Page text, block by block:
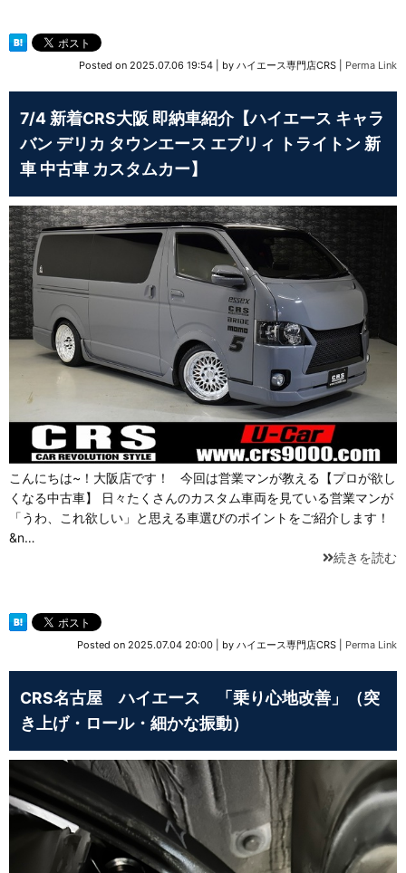
Posted on 2025.07.06 19:54 by ハイエース専門店CRS Perma Link
7/4 新着CRS大阪 即納車紹介【ハイエース キャラ
バン デリカ タウンエース エブリィ トライトン 新
車 中古車 カスタムカー】
こんにちは~！大阪店です！ 今回は営業マンが教える【プロが欲し
くなる中古車】 日々たくさんのカスタム車両を見ている営業マンが
「うわ、これ欲しい」と思える車選びのポイントをご紹介します！
&n…
続きを読む
Posted on 2025.07.04 20:00 by ハイエース専門店CRS Perma Link
CRS名古屋 ハイエース 「乗り心地改善」（突
き上げ・ロール・細かな振動）